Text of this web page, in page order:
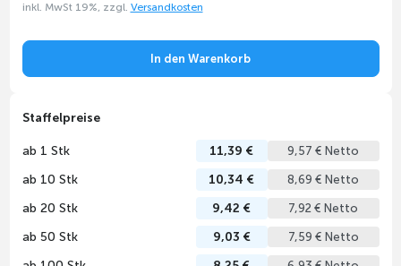
inkl. MwSt 19%, zzgl. Versandkosten
In den Warenkorb
Staffelpreise
ab 1 Stk 11,39 € 9,57 € Netto
ab 10 Stk 10,34 € 8,69 € Netto
ab 20 Stk 9,42 € 7,92 € Netto
ab 50 Stk 9,03 € 7,59 € Netto